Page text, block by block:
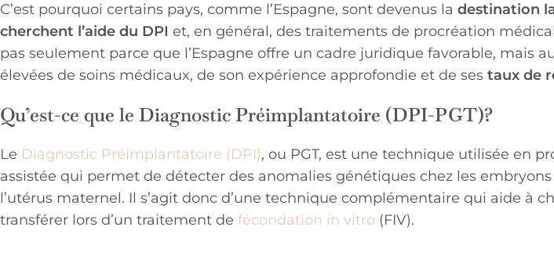
C’est pourquoi certains pays, comme l’Espagne, sont devenus la destination
cherchent l’aide du DPI et, en général, des traitements de procréation
pas seulement parce que l’Espagne offre un cadre juridique favorable, mais
élevées de soins médicaux, de son expérience approfondie et de ses taux de
Qu’est-ce que le Diagnostic Préimplantatoire (DPI-PGT)?
Le Diagnostic Préimplantatoire (DPI), ou PGT, est une technique utilisée en
assistée qui permet de détecter des anomalies génétiques chez les
l’utérus maternel. Il s’agit donc d’une technique complémentaire qui aide à
transférer lors d’un traitement de fécondation in vitro (FIV).